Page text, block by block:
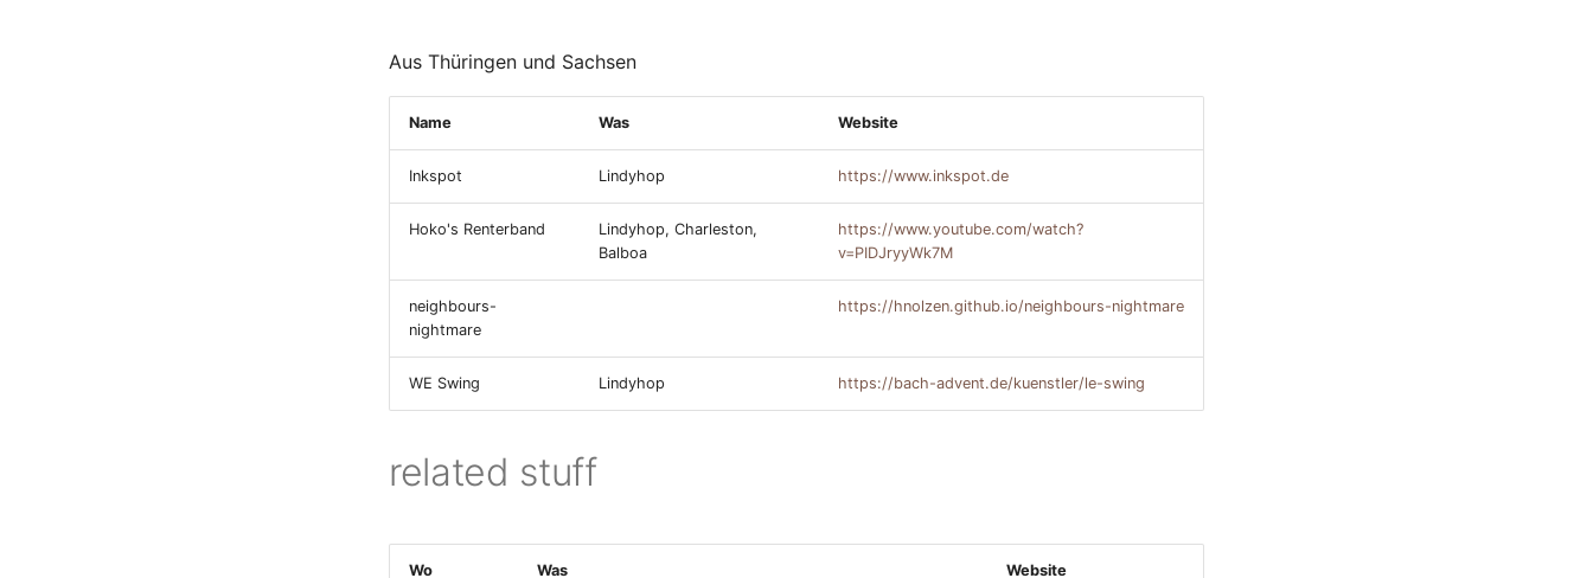
Aus Thüringen und Sachsen
Name Was Website
Inkspot Lindyhop https://www.inkspot.de
Hoko's Renterband
Lindyhop, Charleston,
Balboa
https://www.youtube.com/watch?
v=PIDJryyWk7M
neighbours-
nightmare
https://hnolzen.github.io/neighbours-nightmare
WE Swing Lindyhop https://bach-advent.de/kuenstler/le-swing
related stuff
Wo Was Website